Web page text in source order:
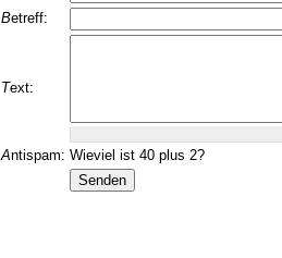
Betreff:
Text:
Antispam: Wieviel ist 40 plus 2?